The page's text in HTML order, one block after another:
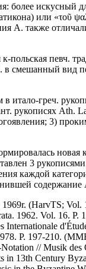
более искусный
или «τοῦ
А. также
польская певч.
смешанный вид
итало-греч.
рукописях Ath.
3)
новая
3
каждой
(HarvTS; Vol.
1962. Vol. 16. P.
P. 197-210.
// Musik des
in 13th Century